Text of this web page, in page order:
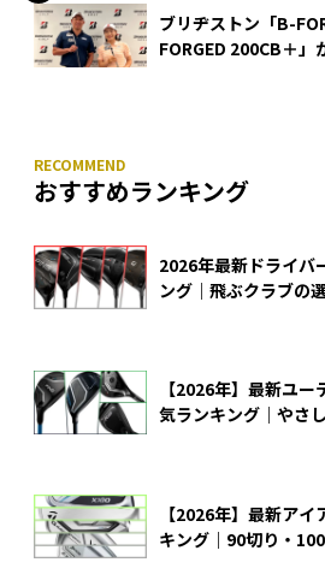
ブリヂストン「B-
FORGED 200CB＋
おすすめランキング
2026年最新ドライバ
ング｜飛ぶクラブの
【2026年】最新ユ
気ランキング｜やさ
【2026年】最新ア
キング｜90切り・